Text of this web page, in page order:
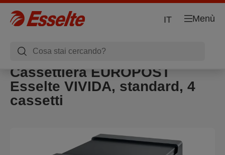
Menù
IT
Cassettiera EUROPOST
Esselte VIVIDA, standard, 4
cassetti